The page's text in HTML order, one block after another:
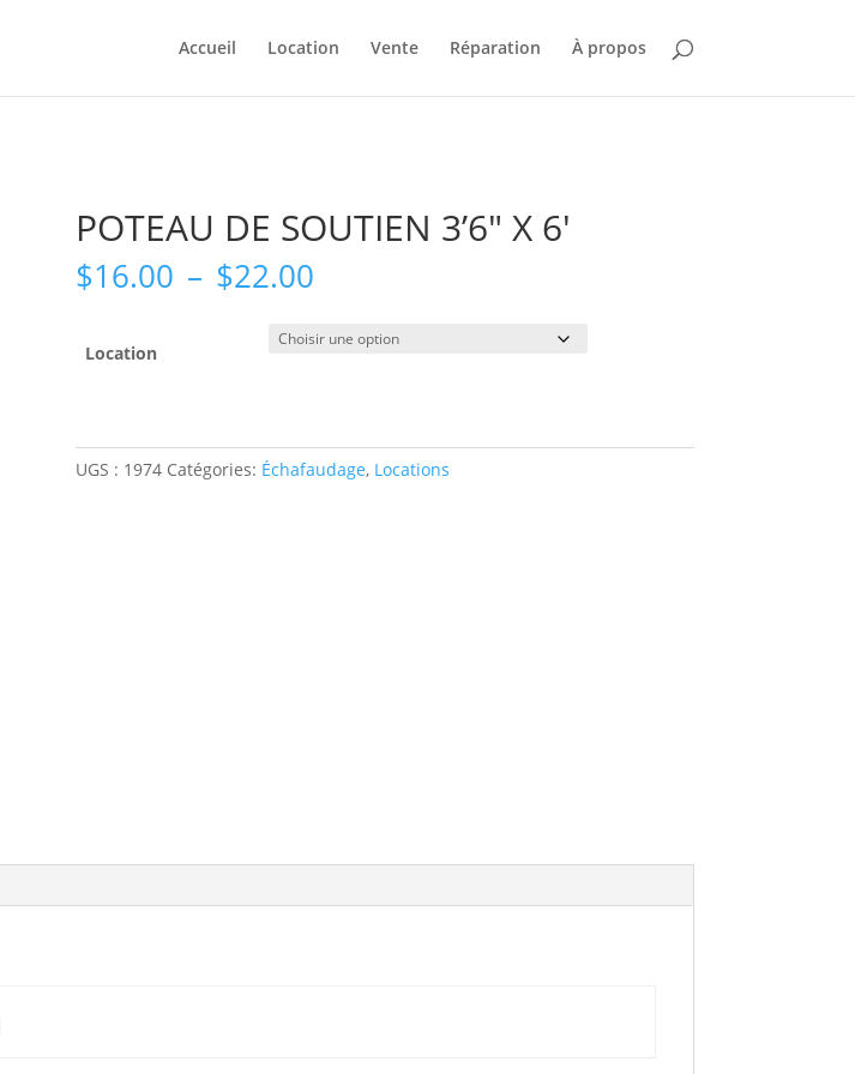
Accueil Location Vente Réparation À propos
POTEAU DE SOUTIEN 3’6″ X 6′
$16.00 – $22.00Plage
prix :
$16.00
Location
UGS : 1974 Catégories: Échafaudage, Locations